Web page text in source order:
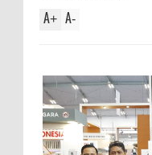
A+ A-